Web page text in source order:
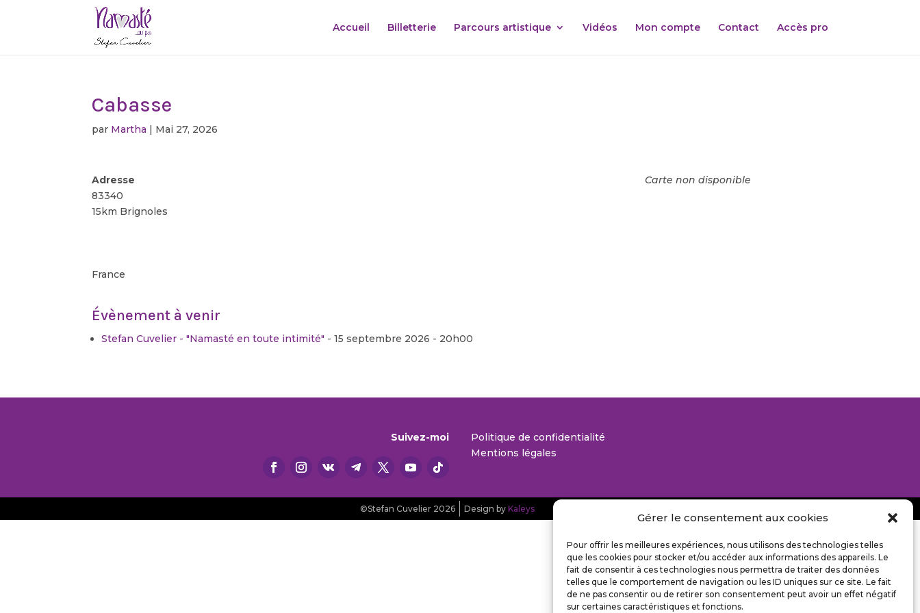
Gérer le consentement aux cookies
Pour offrir les meilleures expériences, nous utilisons des technologies telles
que les cookies pour stocker et/ou accéder aux informations des appareils. Le
fait de consentir à ces technologies nous permettra de traiter des données
telles que le comportement de navigation ou les ID uniques sur ce site. Le fait
de ne pas consentir ou de retirer son consentement peut avoir un effet négatif
sur certaines caractéristiques et fonctions.
Accueil Billetterie Parcours artistique Vidéos Mon compte Contact Accès pro
Cabasse
par Martha | Mai 27, 2026
Carte non disponible
Adresse
83340
15km Brignoles
France
Évènement à venir
Stefan Cuvelier - "Namasté en toute intimité" - 15 septembre 2026 - 20h00
Suivez-moi
Politique de confidentialité
Mentions légales
©Stefan Cuvelier 2026 Design by Kaleys